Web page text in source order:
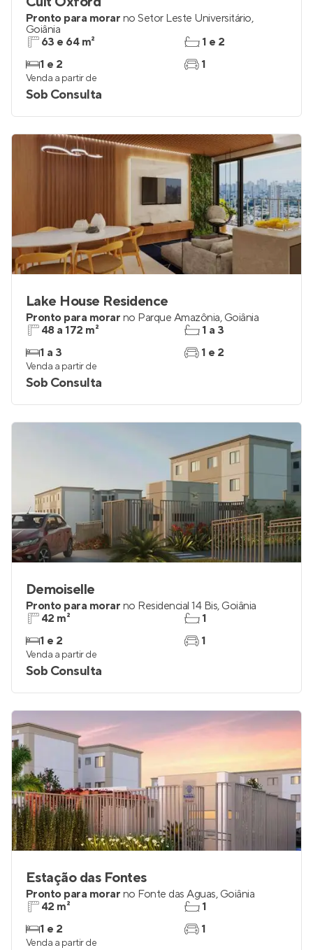
Pronto para morar no Setor Leste Universitário,
Goiânia
63 e 64 m²
1 e 2
1 e 2
1
Venda a partir de
Sob Consulta
Lake House Residence
Pronto para morar no Parque Amazônia, Goiânia
48 a 172 m²
1 a 3
1 a 3
1 e 2
Venda a partir de
Sob Consulta
Demoiselle
Pronto para morar no Residencial 14 Bis, Goiânia
42 m²
1 e 2
1
1
Venda a partir de
Sob Consulta
Estação das Fontes
Pronto para morar no Fonte das Águas, Goiânia
42 m²
1 e 2
1
1
Venda a partir de